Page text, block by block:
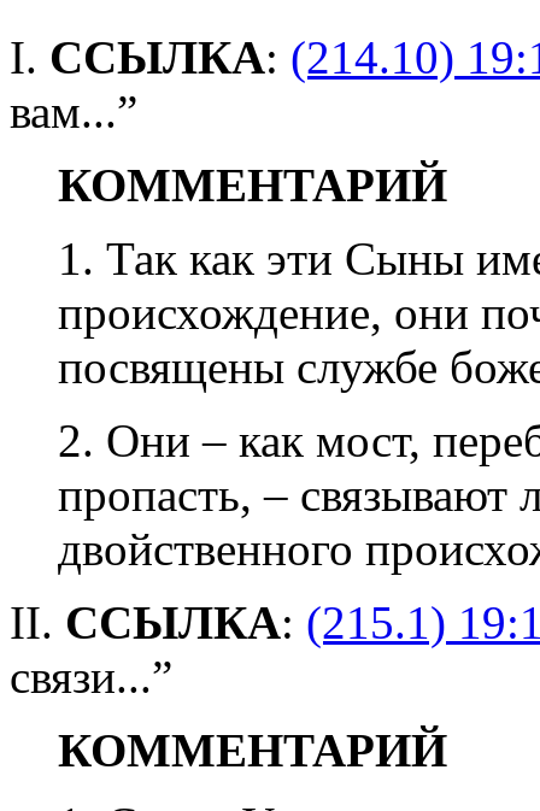
I. ССЫЛКА: (214.10)
вам...”
КОММЕНТАРИЙ
1. Так как эти Сыны
происхождение, они
посвящены службе
2. Они – как мост,
пропасть, – связывают
двойственного
II. ССЫЛКА: (215.1)
связи...”
КОММЕНТАРИЙ